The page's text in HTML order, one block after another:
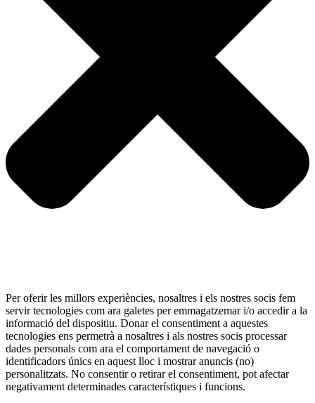
Per oferir les millors experiències, nosaltres i els nostres socis fem
servir tecnologies com ara galetes per emmagatzemar i/o accedir a la
informació del dispositiu. Donar el consentiment a aquestes
tecnologies ens permetrà a nosaltres i als nostres socis processar
dades personals com ara el comportament de navegació o
identificadors únics en aquest lloc i mostrar anuncis (no)
personalitzats. No consentir o retirar el consentiment, pot afectar
negativament determinades característiques i funcions.